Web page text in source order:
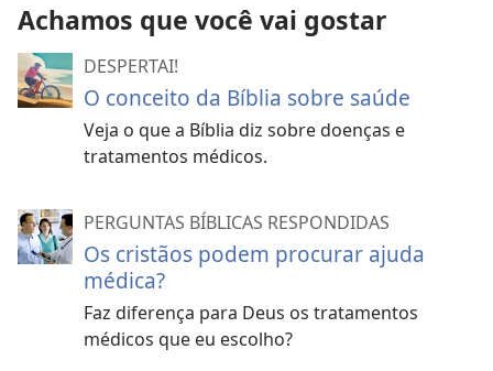
Achamos que você vai gostar
DESPERTAI!
O conceito da Bíblia sobre saúde
Veja o que a Bíblia diz sobre doenças e
tratamentos médicos.
PERGUNTAS BÍBLICAS RESPONDIDAS
Os cristãos podem procurar ajuda
médica?
Faz diferença para Deus os tratamentos
médicos que eu escolho?